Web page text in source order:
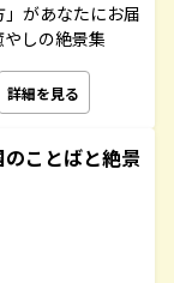
があなたにお届
しの絶景集
詳細を見る
ことばと絶景